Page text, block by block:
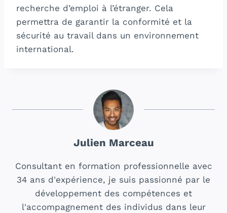
recherche d’emploi à l’étranger. Cela
permettra de garantir la conformité et la
sécurité au travail dans un environnement
international.
Julien Marceau
Consultant en formation professionnelle avec
34 ans d'expérience, je suis passionné par le
développement des compétences et
l'accompagnement des individus dans leur